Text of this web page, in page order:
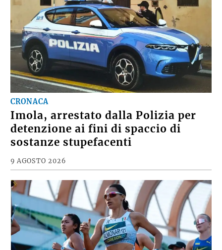
CRONACA
Imola, arrestato dalla Polizia per
detenzione ai fini di spaccio di
sostanze stupefacenti
9 AGOSTO 2026